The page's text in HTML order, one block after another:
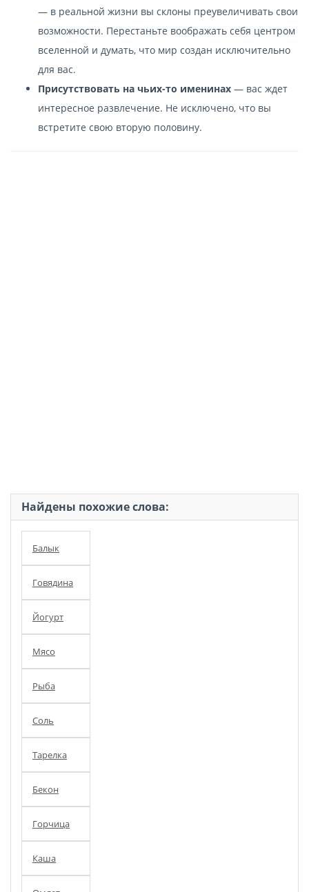
— в реальной жизни вы склоны преувеличивать свои
возможности. Перестаньте воображать себя центром
вселенной и думать, что мир создан исключительно
для вас.
Присутствовать на чьих-то именинах — вас ждет
интересное развлечение. Не исключено, что вы
встретите свою вторую половину.
Найдены похожие слова:
Балык
Говядина
Йогурт
Мясо
Рыба
Соль
Тарелка
Бекон
Горчица
Каша